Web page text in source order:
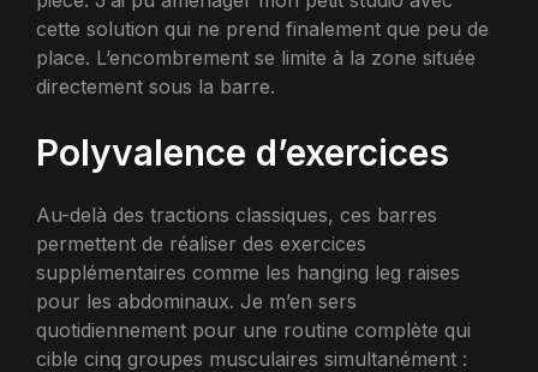
cette solution qui ne prend finalement que peu de
place. L’encombrement se limite à la zone située
directement sous la barre.
Polyvalence d’exercices
Au-delà des tractions classiques, ces barres
permettent de réaliser des exercices
supplémentaires comme les hanging leg raises
pour les abdominaux. Je m’en sers
quotidiennement pour une routine complète qui
cible cinq groupes musculaires simultanément :